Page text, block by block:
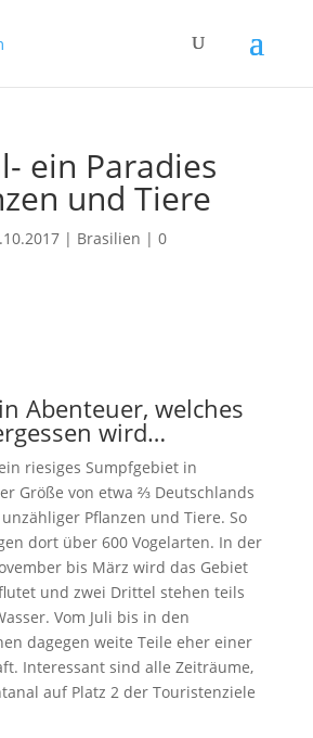
ein Paradies
und Tiere
| Brasilien | 0
Abenteuer, welches
wird…
riesiges Sumpfgebiet in
Größe von etwa ⅔ Deutschlands
Pflanzen und Tiere. So
dort über 600 Vogelarten. In der
bis März wird das Gebiet
und zwei Drittel stehen teils
Vom Juli bis in den
dagegen weite Teile eher einer
Interessant sind alle Zeiträume,
auf Platz 2 der Touristenziele